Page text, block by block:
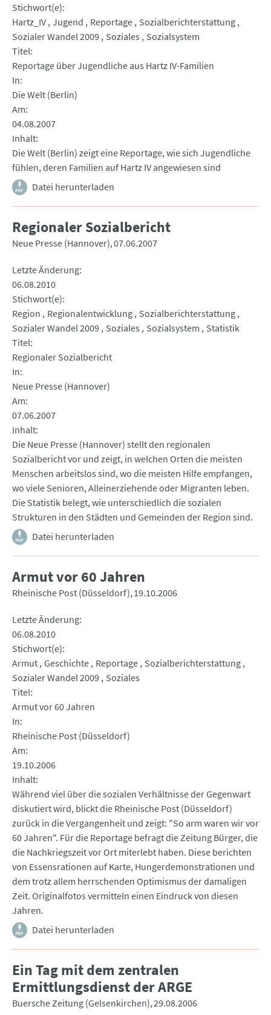
Stichwort(e)
Hartz_IV Jugend Reportage Sozialberichterstattung
Sozialer Wandel 2009 Soziales
Sozialsystem
Titel
Reportage über Jugendliche aus Hartz IV-Familien
In
Die Welt (Berlin)
Am
04.08.2007
Inhalt
Die Welt (Berlin) zeigt eine Reportage, wie sich Jugendliche
fühlen, deren Familien auf Hartz IV angewiesen sind
Datei herunterladen
Regionaler Sozialbericht
Neue Presse (Hannover) 07.06.2007
Letzte Änderung
06.08.2010
Stichwort(e)
Region
Regionalentwicklung Sozialberichterstattung
Sozialer Wandel 2009 Soziales Sozialsystem
Statistik
Titel
Regionaler Sozialbericht
In
Neue Presse (Hannover)
Am
07.06.2007
Inhalt
Die Neue Presse (Hannover) stellt den regionalen
Sozialbericht vor und zeigt, in welchen Orten die meisten
Menschen arbeitslos sind, wo die meisten Hilfe empfangen,
wo viele Senioren, Alleinerziehende oder Migranten leben.
Die Statistik belegt, wie unterschiedlich die sozialen
Strukturen in den Städten und Gemeinden der Region sind.
Datei herunterladen
Armut vor 60 Jahren
Rheinische Post (Düsseldorf) 19.10.2006
Letzte Änderung
06.08.2010
Stichwort(e)
Armut Geschichte Reportage Sozialberichterstattung
Sozialer Wandel 2009 Soziales
Titel
Armut vor 60 Jahren
In
Rheinische Post (Düsseldorf)
Am
19.10.2006
Inhalt
Während viel über die sozialen Verhältnisse der Gegenwart
diskutiert wird, blickt die Rheinische Post (Düsseldorf)
zurück in die Vergangenheit und zeigt: "So arm waren wir vor
60 Jahren". Für die Reportage befragt die Zeitung Bürger, die
die Nachkriegszeit vor Ort miterlebt haben. Diese berichten
von Essensrationen auf Karte, Hungerdemonstrationen und
dem trotz allem herrschenden Optimismus der damaligen
Zeit. Originalfotos vermitteln einen Eindruck von diesen
Jahren.
Datei herunterladen
Ein Tag mit dem zentralen
Ermittlungsdienst der ARGE
Buersche Zeitung (Gelsenkirchen) 29.08.2006